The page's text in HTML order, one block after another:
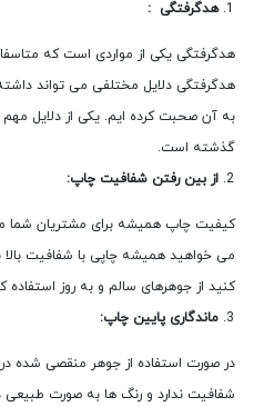
هدگرفتگی :
هدگرفتگی یکی از مواردی است که
هدگرفتگی دلایل مختلفی می تواند
به آن صحبت کرده ایم. یکی از دلایل مهم
گذشته است.
از بین رفتن شفافیت چاپ:
کیفیت چاپ همیشه برای مشتریان شما
می خواهید همیشه چاپی با شفافیت
کنید از جوهرهای سالم و به روز استفاده
ماندگاری پایین چاپ:
در صورت استفاده از جوهر منقصی شده
شفافیت ندارد و رنگ ها به صورت طبیعی